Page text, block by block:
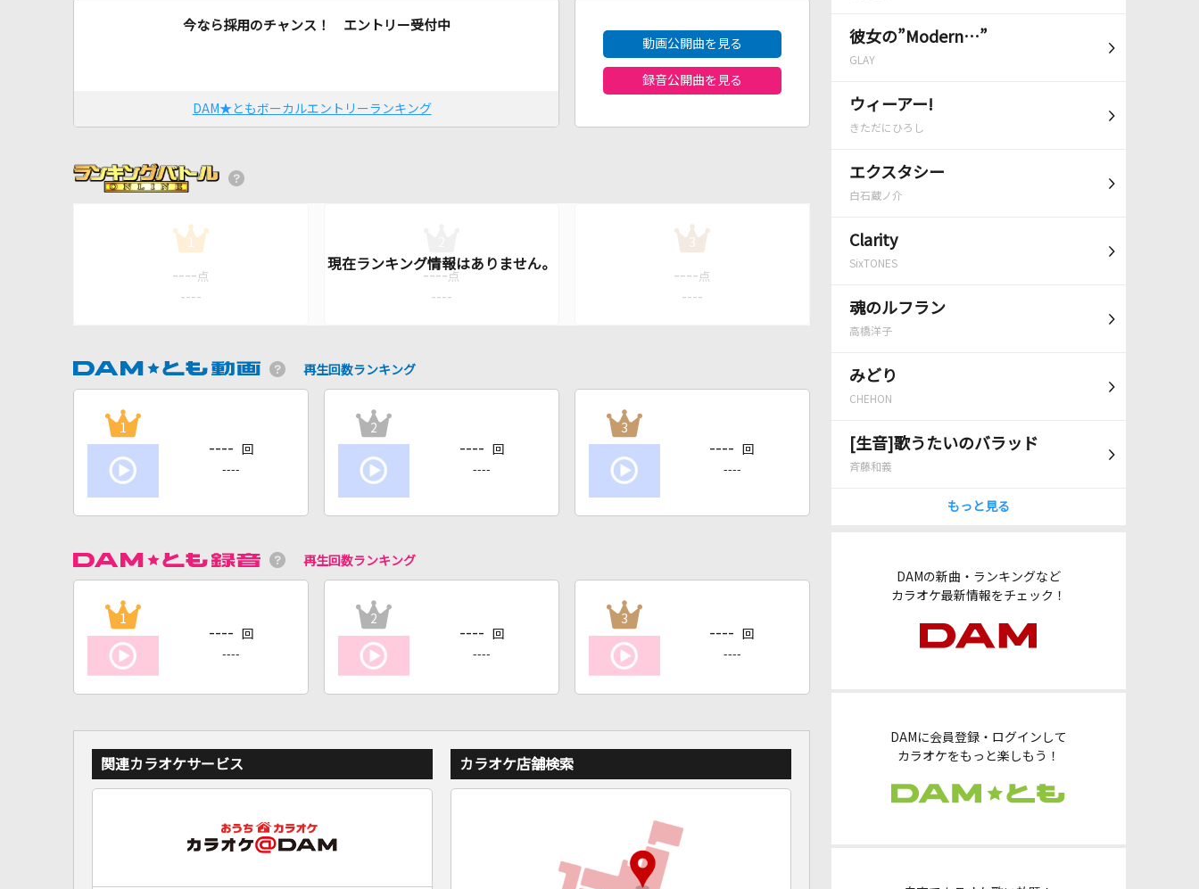
彼女の”Modern…”
GLAY
ウィーアー!
きただにひろし
エクスタシー
白石蔵ノ介
Clarity
SixTONES
魂のルフラン
高橋洋子
みどり
CHEHON
[生音]歌うたいのバラッド
斉藤和義
もっと見る
DAMの新曲・ランキングなど
カラオケ最新情報をチェック！
DAMに会員登録・ログインして
カラオケをもっと楽しもう！
今なら採用のチャンス！ エントリー受付中
DAM★ともボーカルエントリーランキング
動画公開曲を見る
録音公開曲を見る
1
---- 点
----
---- 点
----
3
---- 点
----
再生回数ランキング
1
---- 回
----
2
---- 回
----
3
---- 回
----
再生回数ランキング
1
---- 回
----
2
---- 回
----
3
---- 回
----
関連カラオケサービス カラオケ店舗検索